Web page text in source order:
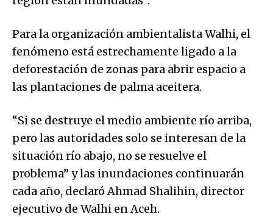
Para la organización ambientalista Walhi, el
fenómeno está estrechamente ligado a la
deforestación de zonas para abrir espacio a
las plantaciones de palma aceitera.
“Si se destruye el medio ambiente río arriba,
pero las autoridades solo se interesan de la
situación río abajo, no se resuelve el
problema” y las inundaciones continuarán
cada año, declaró Ahmad Shalihin, director
ejecutivo de Walhi en Aceh.